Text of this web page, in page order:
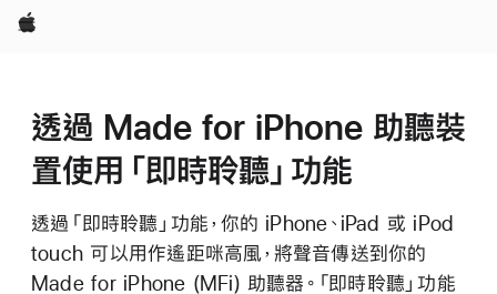
Apple
透過 Made for iPhone 助聽裝
置使用「即時聆聽」功能
透過「即時聆聽」功能，你的 iPhone、iPad 或 iPod
touch 可以用作遙距咪高風，將聲音傳送到你的
Made for iPhone (MFi) 助聽器。「即時聆聽」功能